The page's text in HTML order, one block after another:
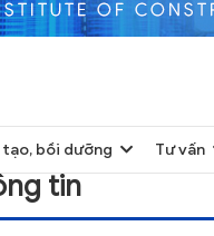
bồi dưỡng Tư vấn
tin